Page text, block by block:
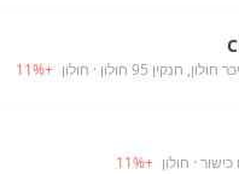
חנקין 95 חולון · חולון +
11%
כישור · חולון +
11%